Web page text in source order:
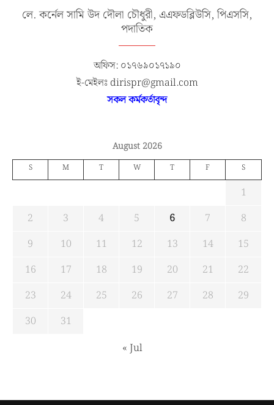
লে. কর্নেল সামি উদ দৌলা চৌধুরী, এএফডব্লিউসি, পিএসসি,
পদাতিক
অফিস: ০১৭৬৯০১৭১৯০
ই-মেইলঃ dirispr@gmail.com
সকল কর্মকর্তাবৃন্দ
August 2026
S M T W T F S
1
2
3 4 5 6 7
8
9
10 11 12 13 14
15
16
17 18 19 20 21
22
23
24 25 26 27 28
29
30
31
« Jul